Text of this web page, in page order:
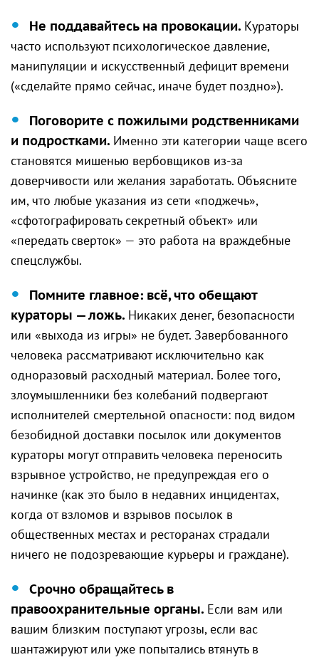
Не поддавайтесь на провокации. Кураторы
часто используют психологическое давление,
манипуляции и искусственный дефицит времени
(«сделайте прямо сейчас, иначе будет поздно»).
Поговорите с пожилыми родственниками
и подростками. Именно эти категории чаще всего
становятся мишенью вербовщиков из-за
доверчивости или желания заработать. Объясните
им, что любые указания из сети «поджечь»,
«сфотографировать секретный объект» или
«передать сверток» — это работа на враждебные
спецслужбы.
Помните главное: всё, что обещают
кураторы — ложь. Никаких денег, безопасности
или «выхода из игры» не будет. Завербованного
человека рассматривают исключительно как
одноразовый расходный материал. Более того,
злоумышленники без колебаний подвергают
исполнителей смертельной опасности: под видом
безобидной доставки посылок или документов
кураторы могут отправить человека переносить
взрывное устройство, не предупреждая его о
начинке (как это было в недавних инцидентах,
когда от взломов и взрывов посылок в
общественных местах и ресторанах страдали
ничего не подозревающие курьеры и граждане).
Срочно обращайтесь в
правоохранительные органы. Если вам или
вашим близким поступают угрозы, если вас
шантажируют или уже попытались втянуть в